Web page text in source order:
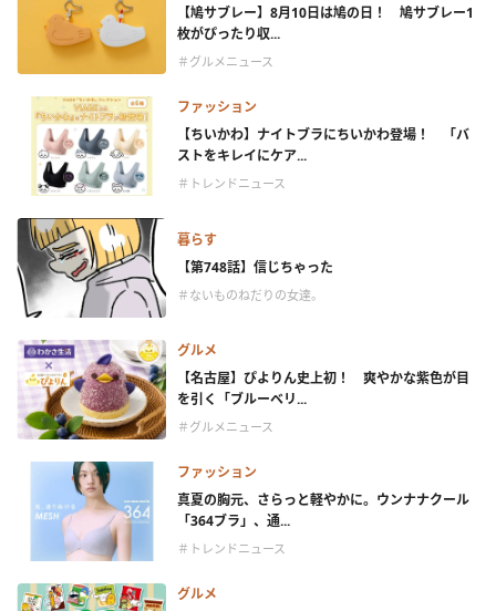
【鳩サブレー】8月10日は鳩の日！ 鳩サブレー1
枚がぴったり収...
＃グルメニュース
ファッション
【ちいかわ】ナイトブラにちいかわ登場！ 「バ
ストをキレイにケア...
＃トレンドニュース
暮らす
【第748話】信じちゃった
＃ないものねだりの女達。
グルメ
【名古屋】ぴよりん史上初！ 爽やかな紫色が目
を引く「ブルーベリ...
＃グルメニュース
ファッション
真夏の胸元、さらっと軽やかに。ウンナナクール
「364ブラ」、通...
＃トレンドニュース
グルメ